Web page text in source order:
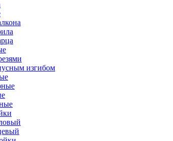
изгибом